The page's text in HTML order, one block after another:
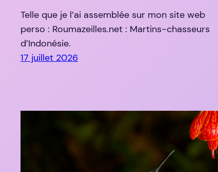
Telle que je l’ai assemblée sur mon site web
perso : Roumazeilles.net : Martins-chasseurs
d’Indonésie.
17 juillet 2026